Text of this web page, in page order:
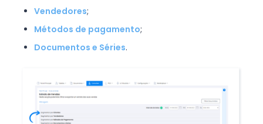
Vendedores;
Métodos de pagamento;
Documentos e Séries.